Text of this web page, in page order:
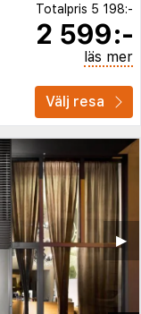
Totalpris 5 198:-
2 599:-
läs mer
Välj resa
▶︎